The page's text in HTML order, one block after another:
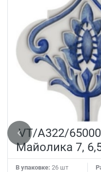
VT/A322/
Майолика 7,
В упаковке: 26 шт